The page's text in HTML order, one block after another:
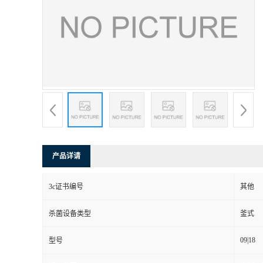
产品详请
3c证书编号 其他
杀菌设备类型 釜式
型号 09|18